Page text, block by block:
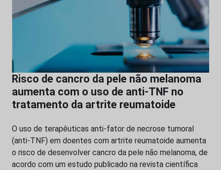
Risco de cancro da pele não melanoma
aumenta com o uso de anti-TNF no
tratamento da artrite reumatoide
O uso de terapêuticas anti-fator de necrose tumoral
(anti-TNF) em doentes com artrite reumatoide aumenta
o risco de desenvolver cancro da pele não melanoma, de
acordo com um estudo publicado na revista científica